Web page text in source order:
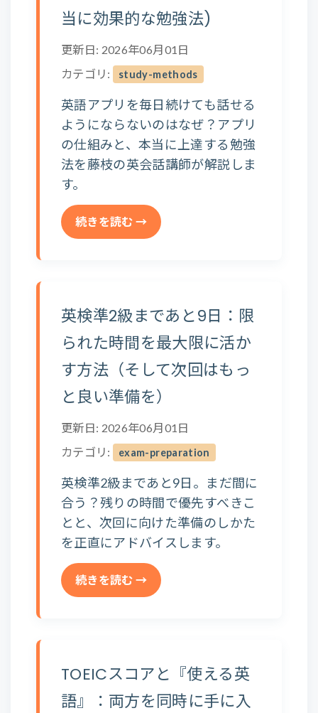
当に効果的な勉強法)
更新日: 2026年06月01日
カテゴリ:
study-methods
英語アプリを毎日続けても話せる
ようにならないのはなぜ？アプリ
の仕組みと、本当に上達する勉強
法を藤枝の英会話講師が解説しま
す。
続きを読む →
英検準2級まであと9日：限
られた時間を最大限に活か
す方法（そして次回はもっ
と良い準備を）
更新日: 2026年06月01日
カテゴリ:
exam-preparation
英検準2級まであと9日。まだ間に
合う？残りの時間で優先すべきこ
とと、次回に向けた準備のしかた
を正直にアドバイスします。
続きを読む →
TOEICスコアと『使える英
語』：両方を同時に手に入